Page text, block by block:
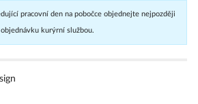
pracovní den na pobočce objednejte nejpozději
kurýrní službou.